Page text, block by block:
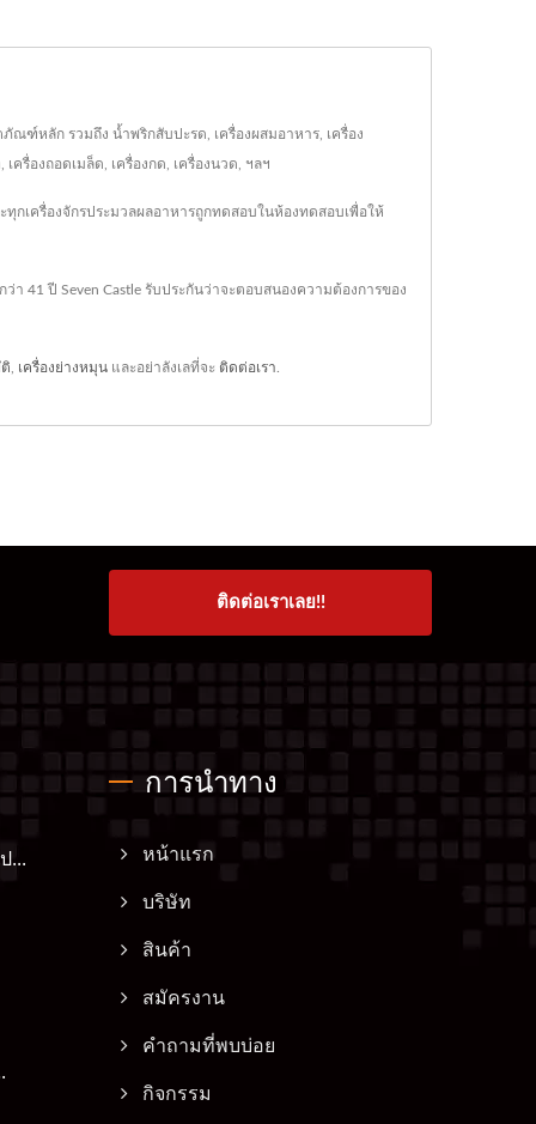
ณฑ์หลัก รวมถึง น้ำพริกสับปะรด, เครื่องผสมอาหาร, เครื่อง
รื่องถอดเมล็ด, เครื่องกด, เครื่องนวด, ฯลฯ
กเครื่องจักรประมวลผลอาหารถูกทดสอบในห้องทดสอบเพื่อให้
41 ปี Seven Castle รับประกันว่าจะตอบสนองความต้องการของ
เครื่องย่างหมุน และอย่าลังเลที่จะ ติดต่อเรา
ติดต่อเราเลย!!
...
การนำทาง
หน้าแรก
บริษัท
สินค้า
สมัครงาน
คำถามที่พบบ่อย
กิจกรรม